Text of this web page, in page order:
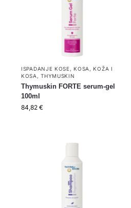
ISPADANJE KOSE,KOSA ,KOŽA I
KOSA ,THYMUSKIN
Thymuskin FORTE serum-gel
100ml
84,82 €